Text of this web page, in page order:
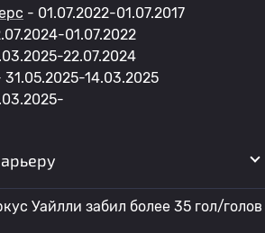
- 01.07.2022-01.07.2017
01.07.2022
22.07.2024
31.05.2025-14.03.2025
Уайлли забил более 35 гол/голов